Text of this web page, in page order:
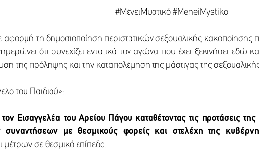
#ΜένειΜυστικό #MeneiMystiko
αφορμή τη δημοσιοποίηση περιστατικών σεξουαλικής κακοποίησης
ότι συνεχίζει εντατικά τον αγώνα που έχει ξεκινήσει εδώ
της πρόληψης και την καταπολέμηση της μάστιγας της
του Παιδιού»:
Εισαγγελέα του Αρείου Πάγου καταθέτοντας τις προτάσεις
συναντήσεων με θεσμικούς φορείς και στελέχη της
μέτρων σε θεσμικό επίπεδο.